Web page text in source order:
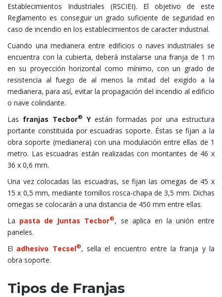
Establecimientos Industriales (RSCIEI). El objetivo de este
Reglamento es conseguir un grado suficiente de seguridad en
caso de incendio en los establecimientos de caracter industrial.
Cuando una medianera entre edificios o naves industriales se
encuentra con la cubierta, deberá instalarse una franja de 1 m
en su proyección horizontal como mínimo, con un grado de
resistencia al fuego de al menos la mitad del exigido a la
medianera, para así, evitar la propagación del incendio al edificio
o nave colindante.
Las franjas Tecbor® Yestán formadas por una estructura
portante constituida por escuadras soporte. Éstas se fijan a la
obra soporte (medianera) con una modulación entre ellas de 1
metro. Las escuadras están realizadas con montantes de 46 x
36 x 0,6 mm.
Una vez colocadas las escuadras, se fijan las omegas de 45 x
15 x 0,5 mm, mediante tornillos rosca-chapa de 3,5 mm. Dichas
omegas se colocarán a una distancia de 450 mm entre ellas.
La pasta de Juntas Tecbor®, se aplica en la unión entre
paneles.
El adhesivo Tecsel®, sella el encuentro entre la franja y la
obra soporte.
Tipos de Franjas